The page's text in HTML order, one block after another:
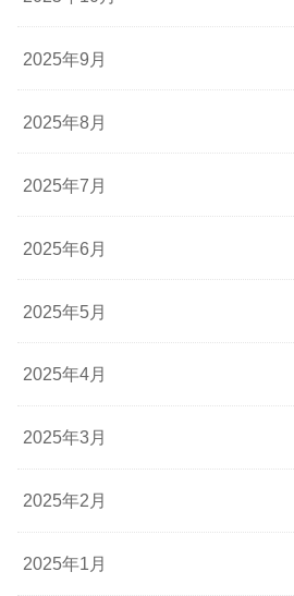
2025年9月
2025年8月
2025年7月
2025年6月
2025年5月
2025年4月
2025年3月
2025年2月
2025年1月